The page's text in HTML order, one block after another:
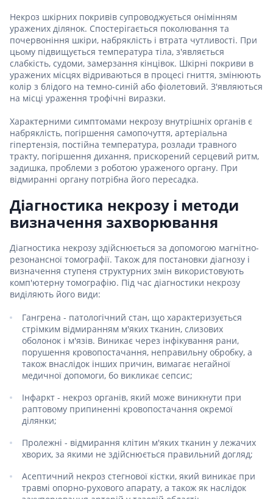
Некроз шкірних покривів супроводжується онімінням
уражених ділянок. Спостерігається поколювання та
почервоніння шкіри, набряклість і втрата чутливості. При
цьому підвищується температура тіла, з'являється
слабкість, судоми, замерзання кінцівок. Шкірні покриви в
уражених місцях відриваються в процесі гниття, змінюють
колір з блідого на темно-синій або фіолетовий. З'являються
на місці ураження трофічні виразки.
Характерними симптомами некрозу внутрішніх органів є
набряклість, погіршення самопочуття, артеріальна
гіпертензія, постійна температура, розлади травного
тракту, погіршення дихання, прискорений серцевий ритм,
задишка, проблеми з роботою ураженого органу. При
відмиранні органу потрібна його пересадка.
Діагностика некрозу і методи
визначення захворювання
Діагностика некрозу здійснюється за допомогою магнітно-
резонансної томографії. Також для постановки діагнозу і
визначення ступеня структурних змін використовують
комп'ютерну томографію. Під час діагностики некрозу
виділяють його види:
Гангрена - патологічний стан, що характеризується
стрімким відмиранням м'яких тканин, слизових
оболонок і м'язів. Виникає через інфікування рани,
порушення кровопостачання, неправильну обробку, а
також внаслідок інших причин, вимагає негайної
медичної допомоги, бо викликає сепсис;
Інфаркт - некроз органів, який може виникнути при
раптовому припиненні кровопостачання окремої
ділянки;
Пролежні - відмирання клітин м'яких тканин у лежачих
хворих, за якими не здійснюється правильний догляд;
Асептичний некроз стегнової кістки, який виникає при
травмі опорно-рухового апарату, а також як наслідок